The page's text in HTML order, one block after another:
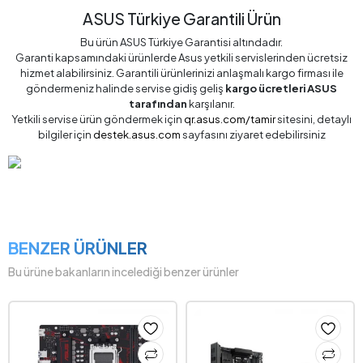
ASUS Türkiye Garantili Ürün
Bu ürün ASUS Türkiye Garantisi altındadır.
Garanti kapsamındaki ürünlerde Asus yetkili servislerinden ücretsiz
hizmet alabilirsiniz. Garantili ürünlerinizi anlaşmalı kargo firması ile
göndermeniz halinde servise gidiş geliş kargo ücretleri ASUS
tarafındankarşılanır.
Yetkili servise ürün göndermek için qr.asus.com/tamirsitesini, detaylı
bilgiler için destek.asus.comsayfasını ziyaret edebilirsiniz
BENZER ÜRÜNLER
Bu ürüne bakanların incelediği benzer ürünler